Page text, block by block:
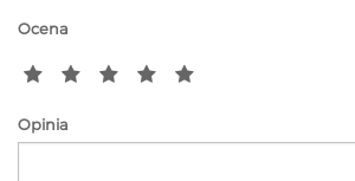
Ocena
Opinia